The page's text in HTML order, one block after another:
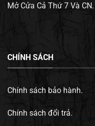
Mở Cửa Cả Thứ 7 Và CN.
CHÍNH SÁCH
Chính sách bảo hành.
Chính sách đổi trả.